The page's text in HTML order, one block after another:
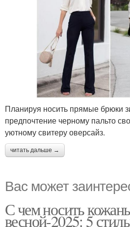
Планируя носить прямые брюки
предпочтение черному пальто
уютному свитеру оверсайз.
читать дальше →
Вас может
С чем носить
весной-2025: 5